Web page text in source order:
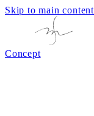
Skip to main content
Concept